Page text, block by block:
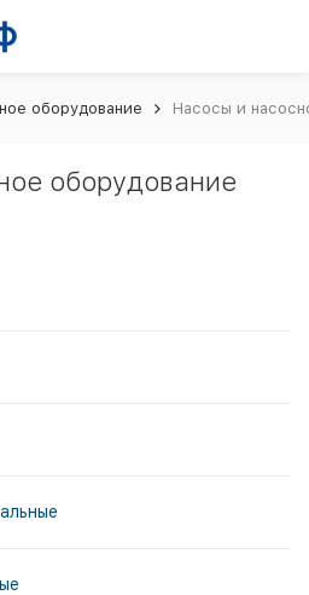
оборудование Насосы и
оборудование